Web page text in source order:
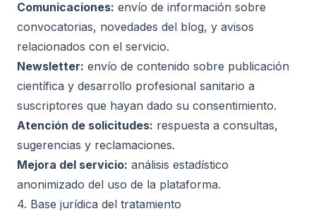
Comunicaciones: envío de información sobre
convocatorias, novedades del blog, y avisos
relacionados con el servicio.
Newsletter: envío de contenido sobre publicación
científica y desarrollo profesional sanitario a
suscriptores que hayan dado su consentimiento.
Atención de solicitudes: respuesta a consultas,
sugerencias y reclamaciones.
Mejora del servicio: análisis estadístico
anonimizado del uso de la plataforma.
4. Base jurídica del tratamiento